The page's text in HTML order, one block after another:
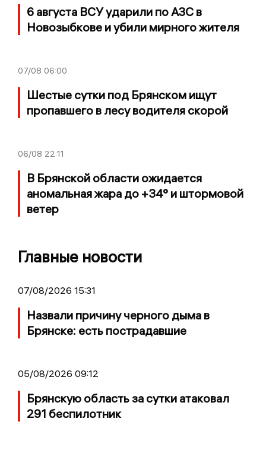
6 августа ВСУ ударили по АЗС в
Новозыбкове и убили мирного жителя
07/08 06:00
Шестые сутки под Брянском ищут
пропавшего в лесу водителя скорой
06/08 22:11
В Брянской области ожидается
аномальная жара до +34° и штормовой
ветер
Главные новости
07/08/2026 15:31
Назвали причину черного дыма в
Брянске: есть пострадавшие
05/08/2026 09:12
Брянскую область за сутки атаковал
291 беспилотник